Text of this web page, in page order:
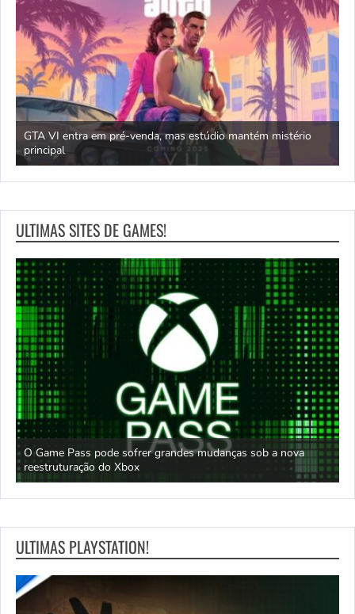
GTA VI entra em pré-venda, mas estúdio mantém mistério
principal
ULTIMAS SITES DE GAMES!
O Game Pass pode sofrer grandes mudanças sob a nova
reestruturação do Xbox
ULTIMAS PLAYSTATION!